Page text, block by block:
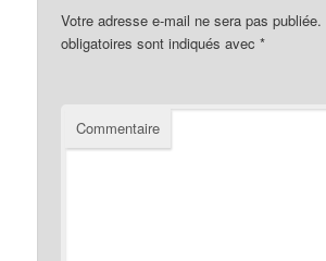
Votre adresse e-mail ne sera pas publiée.
obligatoires sont indiqués avec*
Commentaire